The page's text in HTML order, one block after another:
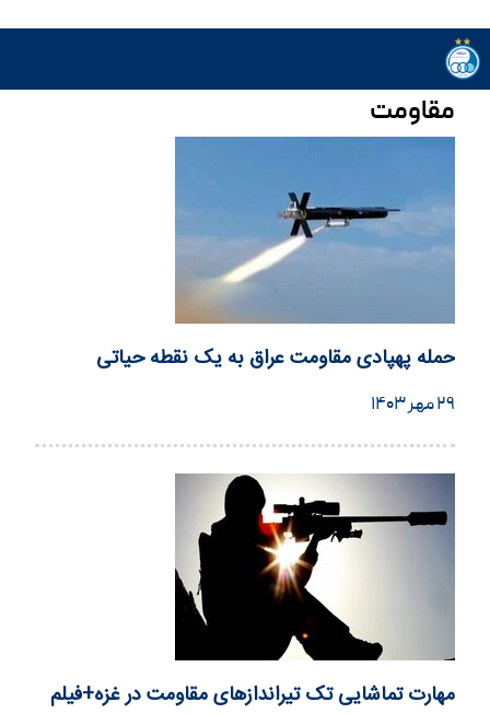
مقاومت
حمله پهپادی مقاومت عراق به یک نقطه حیاتی
۲۹ مهر ۱۴۰۳
مهارت تماشایی تک تیراندازهای مقاومت در غزه+فیلم